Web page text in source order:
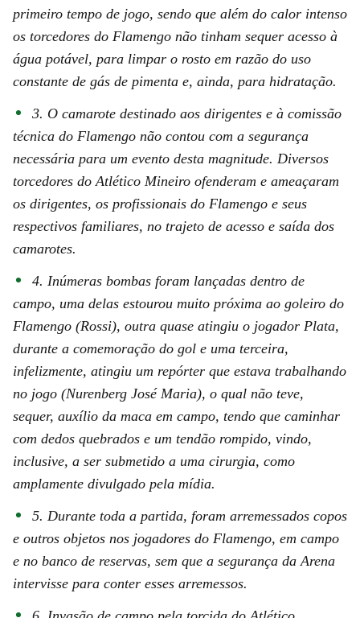
primeiro tempo de jogo, sendo que além do calor intenso
os torcedores do Flamengo não tinham sequer acesso à
água potável, para limpar o rosto em razão do uso
constante de gás de pimenta e, ainda, para hidratação.
3. O camarote destinado aos dirigentes e à comissão
técnica do Flamengo não contou com a segurança
necessária para um evento desta magnitude. Diversos
torcedores do Atlético Mineiro ofenderam e ameaçaram
os dirigentes, os profissionais do Flamengo e seus
respectivos familiares, no trajeto de acesso e saída dos
camarotes.
4. Inúmeras bombas foram lançadas dentro de
campo, uma delas estourou muito próxima ao goleiro do
Flamengo (Rossi), outra quase atingiu o jogador Plata,
durante a comemoração do gol e uma terceira,
infelizmente, atingiu um repórter que estava trabalhando
no jogo (Nurenberg José Maria), o qual não teve,
sequer, auxílio da maca em campo, tendo que caminhar
com dedos quebrados e um tendão rompido, vindo,
inclusive, a ser submetido a uma cirurgia, como
amplamente divulgado pela mídia.
5. Durante toda a partida, foram arremessados copos
e outros objetos nos jogadores do Flamengo, em campo
e no banco de reservas, sem que a segurança da Arena
intervisse para conter esses arremessos.